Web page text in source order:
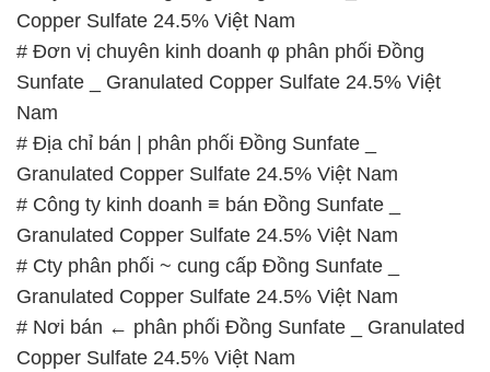
🌐 Website: https://muabanhoachat.vn/
📞 Hotline:
– 0933.920.505 – 028.3504.5555
– 028.3756.1835 – 028.3756.1840 –
028.3756.1841- 028.3756.1842
– 0932.660.696 – 0901.326.566 – 0906.387.866 –
0902.765.866
📧 Email: hoachat@dactruongphat.vn
GIỜ LÀM VIỆC TẠI CÔNG TY HÓA CHẤT ĐẮC
TRƯỜNG PHÁT